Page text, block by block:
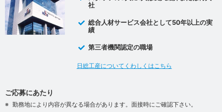
社
総合人材サービス会社として50年以上の実
績
第三者機関認定の職場
日総工産についてくわしくはこちら
ご応募にあたり
勤務地により内容が異なる場合があります。面接時にご確認下さい。